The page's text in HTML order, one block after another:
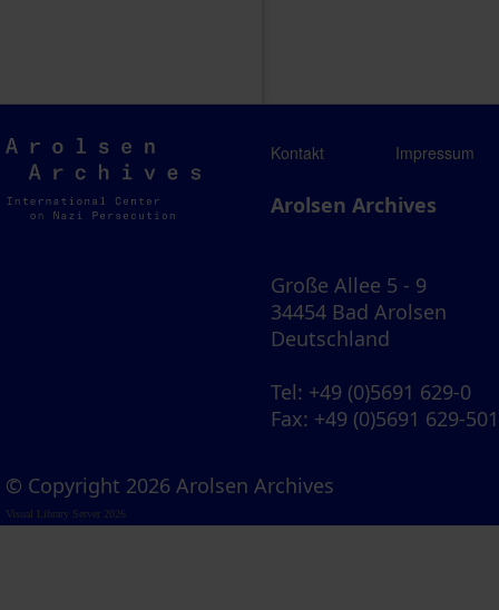
Arolsen
Archives
Kontakt Impressum
Arolsen Archives
Große Allee 5 - 9
34454 Bad Arolsen
Deutschland
Tel: +49 (0)5691 629-0
Fax: +49 (0)5691 629-501
© Copyright 2026 Arolsen Archives
Visual Library Server 2026